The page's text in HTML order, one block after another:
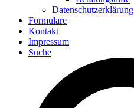
Datenschutzerklärung
Formulare
Kontakt
Impressum
Suche